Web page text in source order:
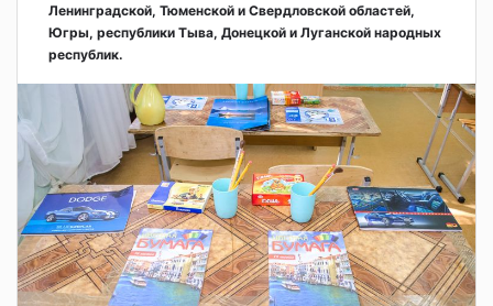
Ленинградской, Тюменской и Свердловской областей,
Югры, республики Тыва, Донецкой и Луганской народных
республик.